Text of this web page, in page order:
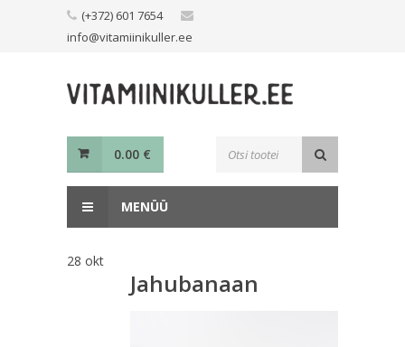
(+372) 601 7654
info@vitamiinikuller.ee
0.00 €
MENÜÜ
28 okt
Jahubanaan